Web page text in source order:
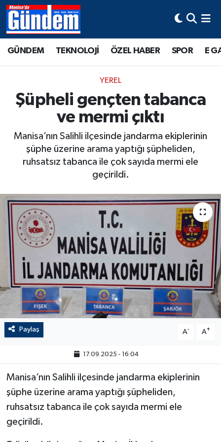
GÜNDEM TEKNOLOJİ ÖZEL HABER SPOR E
YEREL
Şüpheli gençten tabanca
ve mermi çıktı
Manisa’nın Salihli ilçesinde jandarma ekiplerinin
şüphe üzerine arama yaptığı şüpheliden,
ruhsatsız tabanca ile çok sayıda mermi ele
geçirildi.
Paylaş A- A+
17.09.2025 - 16:04
Manisa’nın Salihli ilçesinde jandarma ekiplerinin
şüphe üzerine arama yaptığı şüpheliden,
ruhsatsız tabanca ile çok sayıda mermi ele
geçirildi.
Manisa Hava Durumu
Tüm Manşetler
Son Dakika Haberleri
Haber Arşivi